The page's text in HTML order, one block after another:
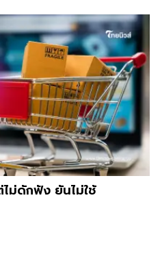
ม่ดักฟัง ยันไม่ใช้